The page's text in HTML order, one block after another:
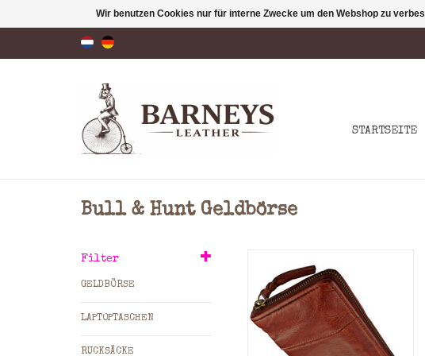
STARTSEITE
Bull & Hunt Geldbörse
Filter
GELDBÖRSE
LAPTOPTASCHEN
RUCKSÄCKE
3 Geldscheinfächer
Kleingeld: Münzgeldfach mit
Reißverschluss
Material: Washed rindleder
Maße: 11,0 x 20,0 x 3,0 cm = (H
x B x T)
Wir benutzen Cookies nur für interne Zwecke um den Webshop zu